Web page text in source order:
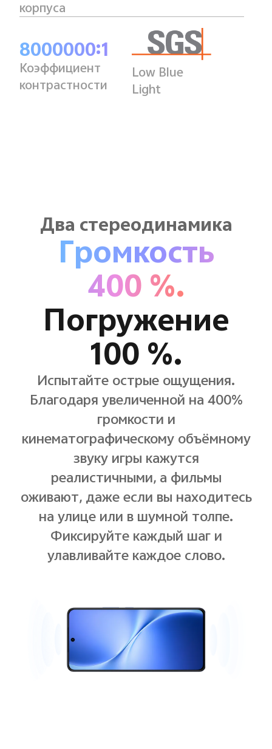
корпуса
8000000:1
Коэффициент
контрастности
Low Blue
Light
Два стереодинамика
Громкость
400 %.
Погружение
100 %.
Испытайте острые ощущения.
Благодаря увеличенной на 400%
громкости и
кинематографическому объёмному
звуку игры кажутся
реалистичными, а фильмы
оживают, даже если вы находитесь
на улице или в шумной толпе.
Фиксируйте каждый шаг и
улавливайте каждое слово.